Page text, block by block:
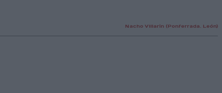
Nacho Villarín (Ponferrada. León)